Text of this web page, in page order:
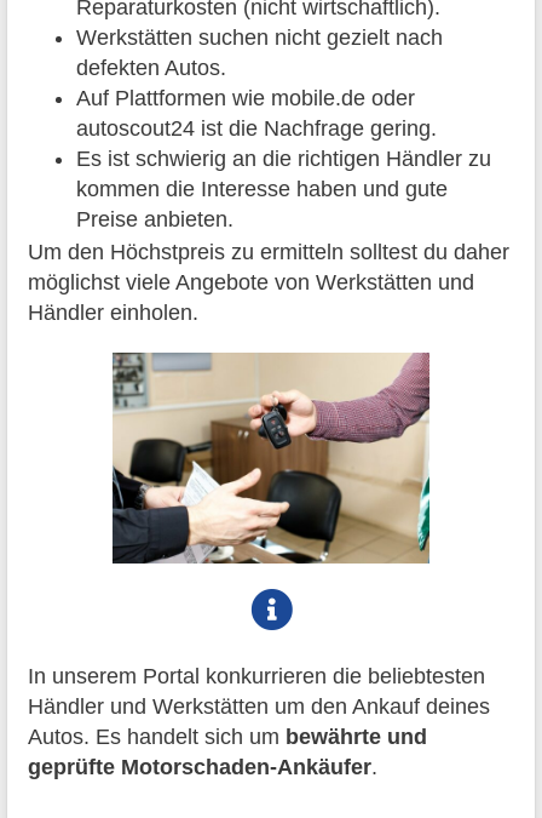
Reparaturkosten (nicht wirtschaftlich).
Werkstätten suchen nicht gezielt nach
defekten Autos.
Auf Plattformen wie mobile.de oder
autoscout24 ist die Nachfrage gering.
Es ist schwierig an die richtigen Händler zu
kommen die Interesse haben und gute
Preise anbieten.
Um den Höchstpreis zu ermitteln solltest du daher
möglichst viele Angebote von Werkstätten und
Händler einholen.
In unserem Portal konkurrieren die beliebtesten
Händler und Werkstätten um den Ankauf deines
Autos. Es handelt sich um bewährte und
geprüfte Motorschaden-Ankäufer.